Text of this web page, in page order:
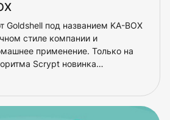
Goldshell под названием KA-BOX
стиле компании и
применение. Только на
Scrypt новинка
kHeavyHash.